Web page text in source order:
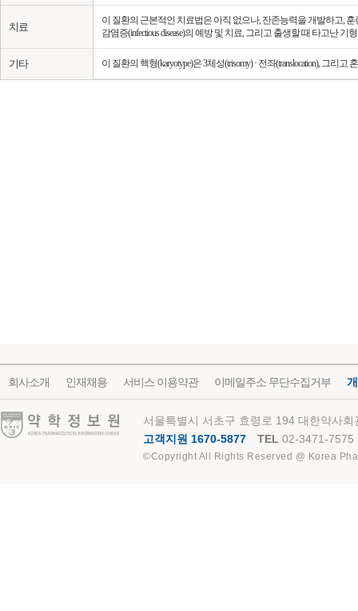
치료
이 질환의 근본적인 치료법은 아직 없으나, 잔존능력을 개발하고, 훈
감염증(infectious disease)의 예방 및 치료, 그리고 출생할 때 타고난
기타 이 질환의 핵형(karyotype)은 3체성(trisomy) · 전좌(translocation), 그리
회사소개 인재채용 서비스 이용약관 이메일주소 무단수집거부
약학정보원
서울특별시 서초구 효령로 194 대한약사
고객지원 1670-5877
TEL 02-3471-7575
©Copyright All Rights Reserved @ Korea